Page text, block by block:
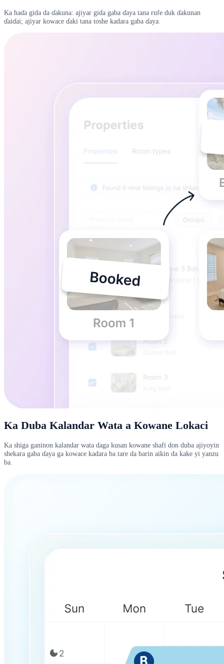
Ka haɗa gida da ɗakuna: ajiyar gida gaba ɗaya tana rufe duk ɗakunan
ɗaiɗai; ajiyar kowace ɗaki tana toshe kadara gaba ɗaya.
Ka Duba Kalandar Wata a Kowane Lokaci
Ka shiga ganinon kalandar wata daga kusan kowane shafi don duba ajiyoyin
shekara gaba ɗaya ga kowace kadara ba tare da barin aikin da kake yi yanzu
ba.